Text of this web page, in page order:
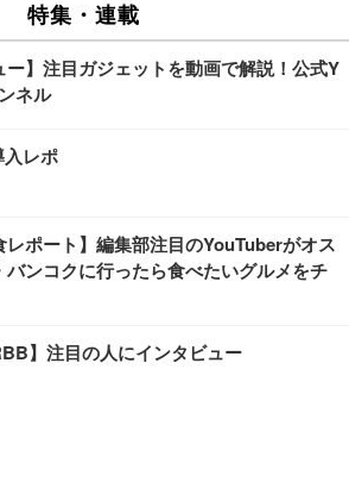
特集・連載
ー】注目ガジェットを動画で解説！公式Y
ネル
レポ
レポート】編集部注目のYouTuberがオス
バンコクに行ったら食べたいグルメをチ
】注目の人にインタビュー